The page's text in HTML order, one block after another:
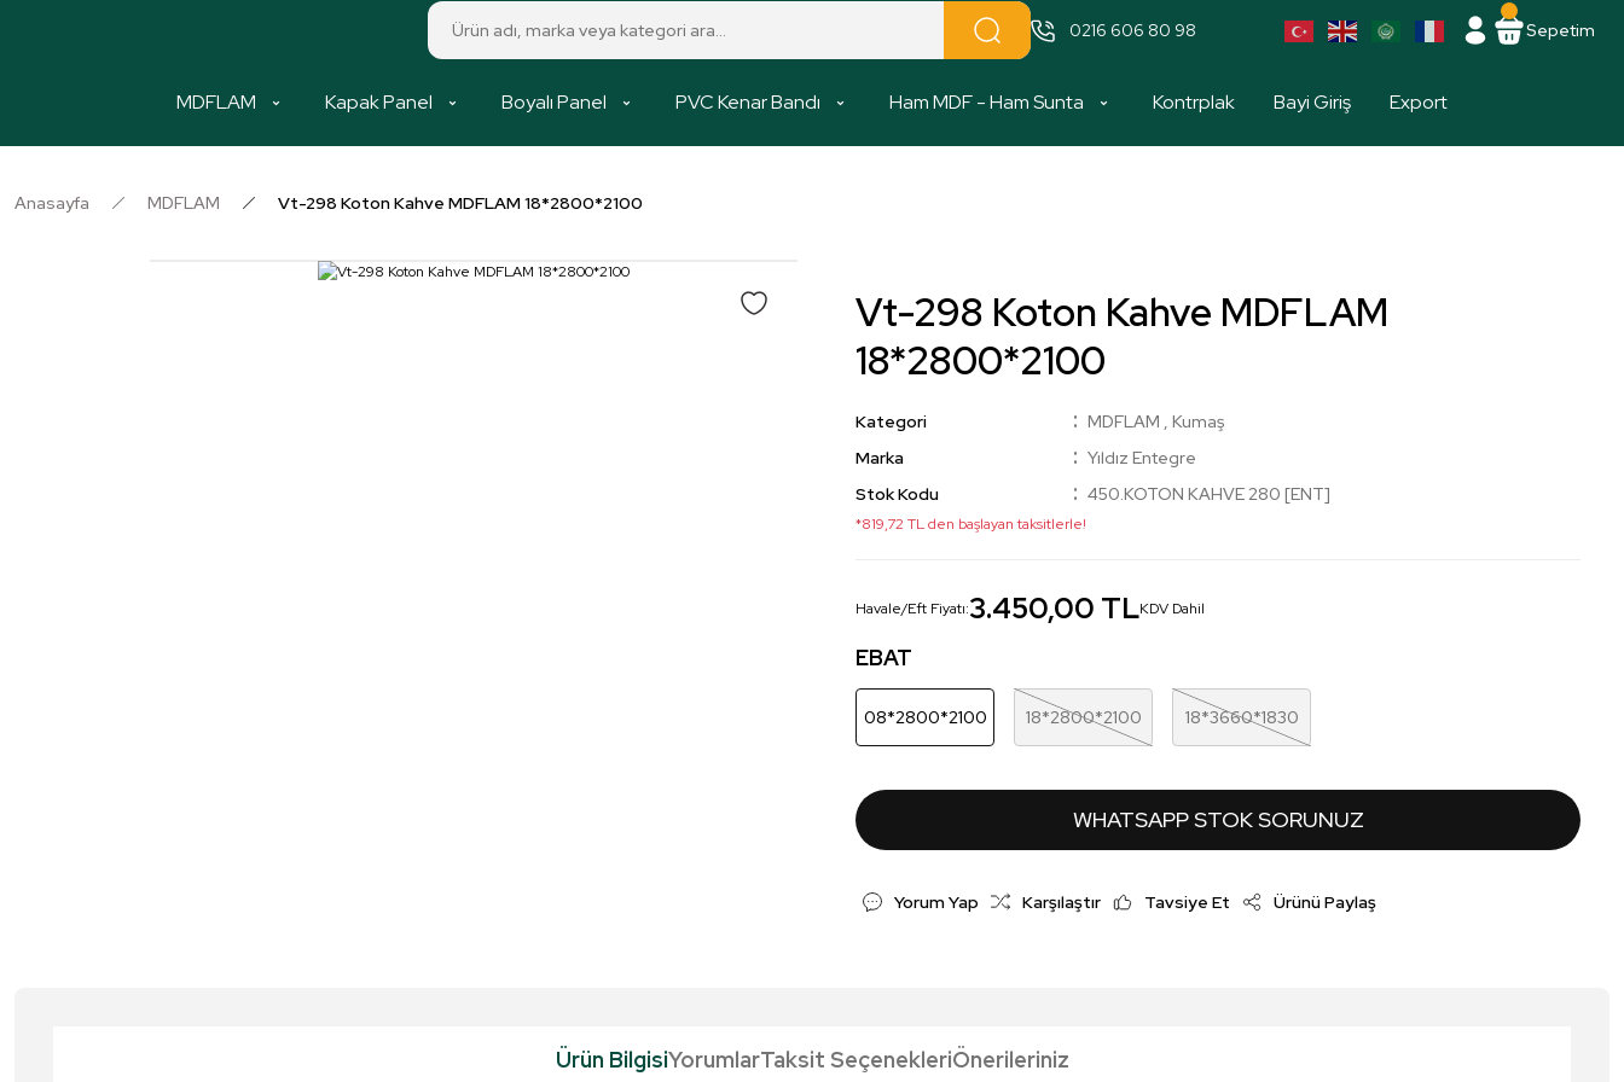
0216 606 80 98 Sepetim
MDFLAM Kapak Panel Boyalı Panel PVC Kenar Bandı Ham MDF - Ham Sunta Kontrplak Bayi Giriş Export
Anasayfa MDFLAM Vt-298 Koton Kahve MDFLAM 18*2800*2100
Vt-298 Koton Kahve MDFLAM
18*2800*2100
Kategori MDFLAM , Kumaş
Marka
Yıldız Entegre
Stok Kodu
450.KOTON KAHVE 280 [ENT]
*819,72 TL den başlayan taksitlerle!
Havale/Eft Fiyatı:3.450,00 TLKDV Dahil
EBAT
08*2800*2100 18*2800*2100 18*3660*1830
WHATSAPP STOK SORUNUZ
Yorum Yap Karşılaştır Tavsiye Et Ürünü Paylaş
Ürün BilgisiYorumlarTaksit SeçenekleriÖnerileriniz